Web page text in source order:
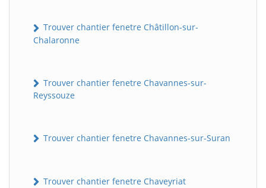
Trouver chantier fenetre Châtillon-sur-
Chalaronne
Trouver chantier fenetre Chavannes-sur-
Reyssouze
Trouver chantier fenetre Chavannes-sur-Suran
Trouver chantier fenetre Chaveyriat